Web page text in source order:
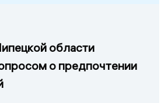
области
о предпочтении